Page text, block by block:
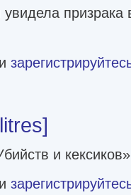
призрака
в академии магии [litres]
и